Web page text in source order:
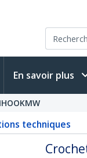
En savoir plus
techniques